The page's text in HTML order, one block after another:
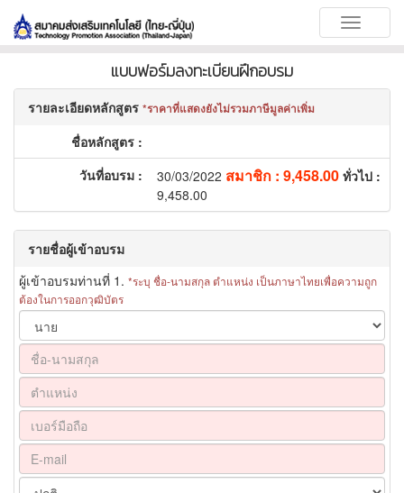
Toggle
แบบฟอร์มลงทะเบียนฝึกอบรม
รายละเอียดหลักสูตร ราคาที่แสดงยังไม่รวมภาษีมูลค่าเพิ่ม
ชื่อหลักสูตร :
วันที่อบรม : 30/03/2022 สมาชิก : 9,458.00 ทั่วไป :
9,458.00
รายชื่อผู้เข้าอบรม
ผู้เข้าอบรมท่านที่ 1. ระบุ ชื่อ-นามสกุล ตำแหน่ง เป็นภาษาไทยเพื่อความถูก
ต้องในการออกวุฒิบัตร